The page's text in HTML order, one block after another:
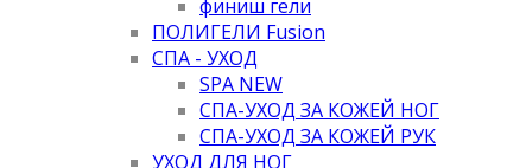
финиш гели
ПОЛИГЕЛИ Fusion
СПА - УХОД
SPA NEW
СПА-УХОД ЗА КОЖЕЙ НОГ
СПА-УХОД ЗА КОЖЕЙ РУК
УХОД ДЛЯ НОГ